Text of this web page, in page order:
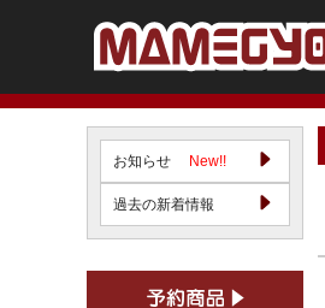
お知らせ New!!
過去の新着情報